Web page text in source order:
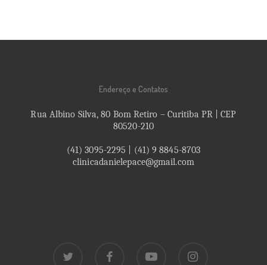
Endereço e Contatos
Rua Albino Silva, 80 Bom Retiro – Curitiba PR | CEP
80520-210
(41) 3095-2295 | (41) 9 8845-8703
clinicadanielepace@gmail.com